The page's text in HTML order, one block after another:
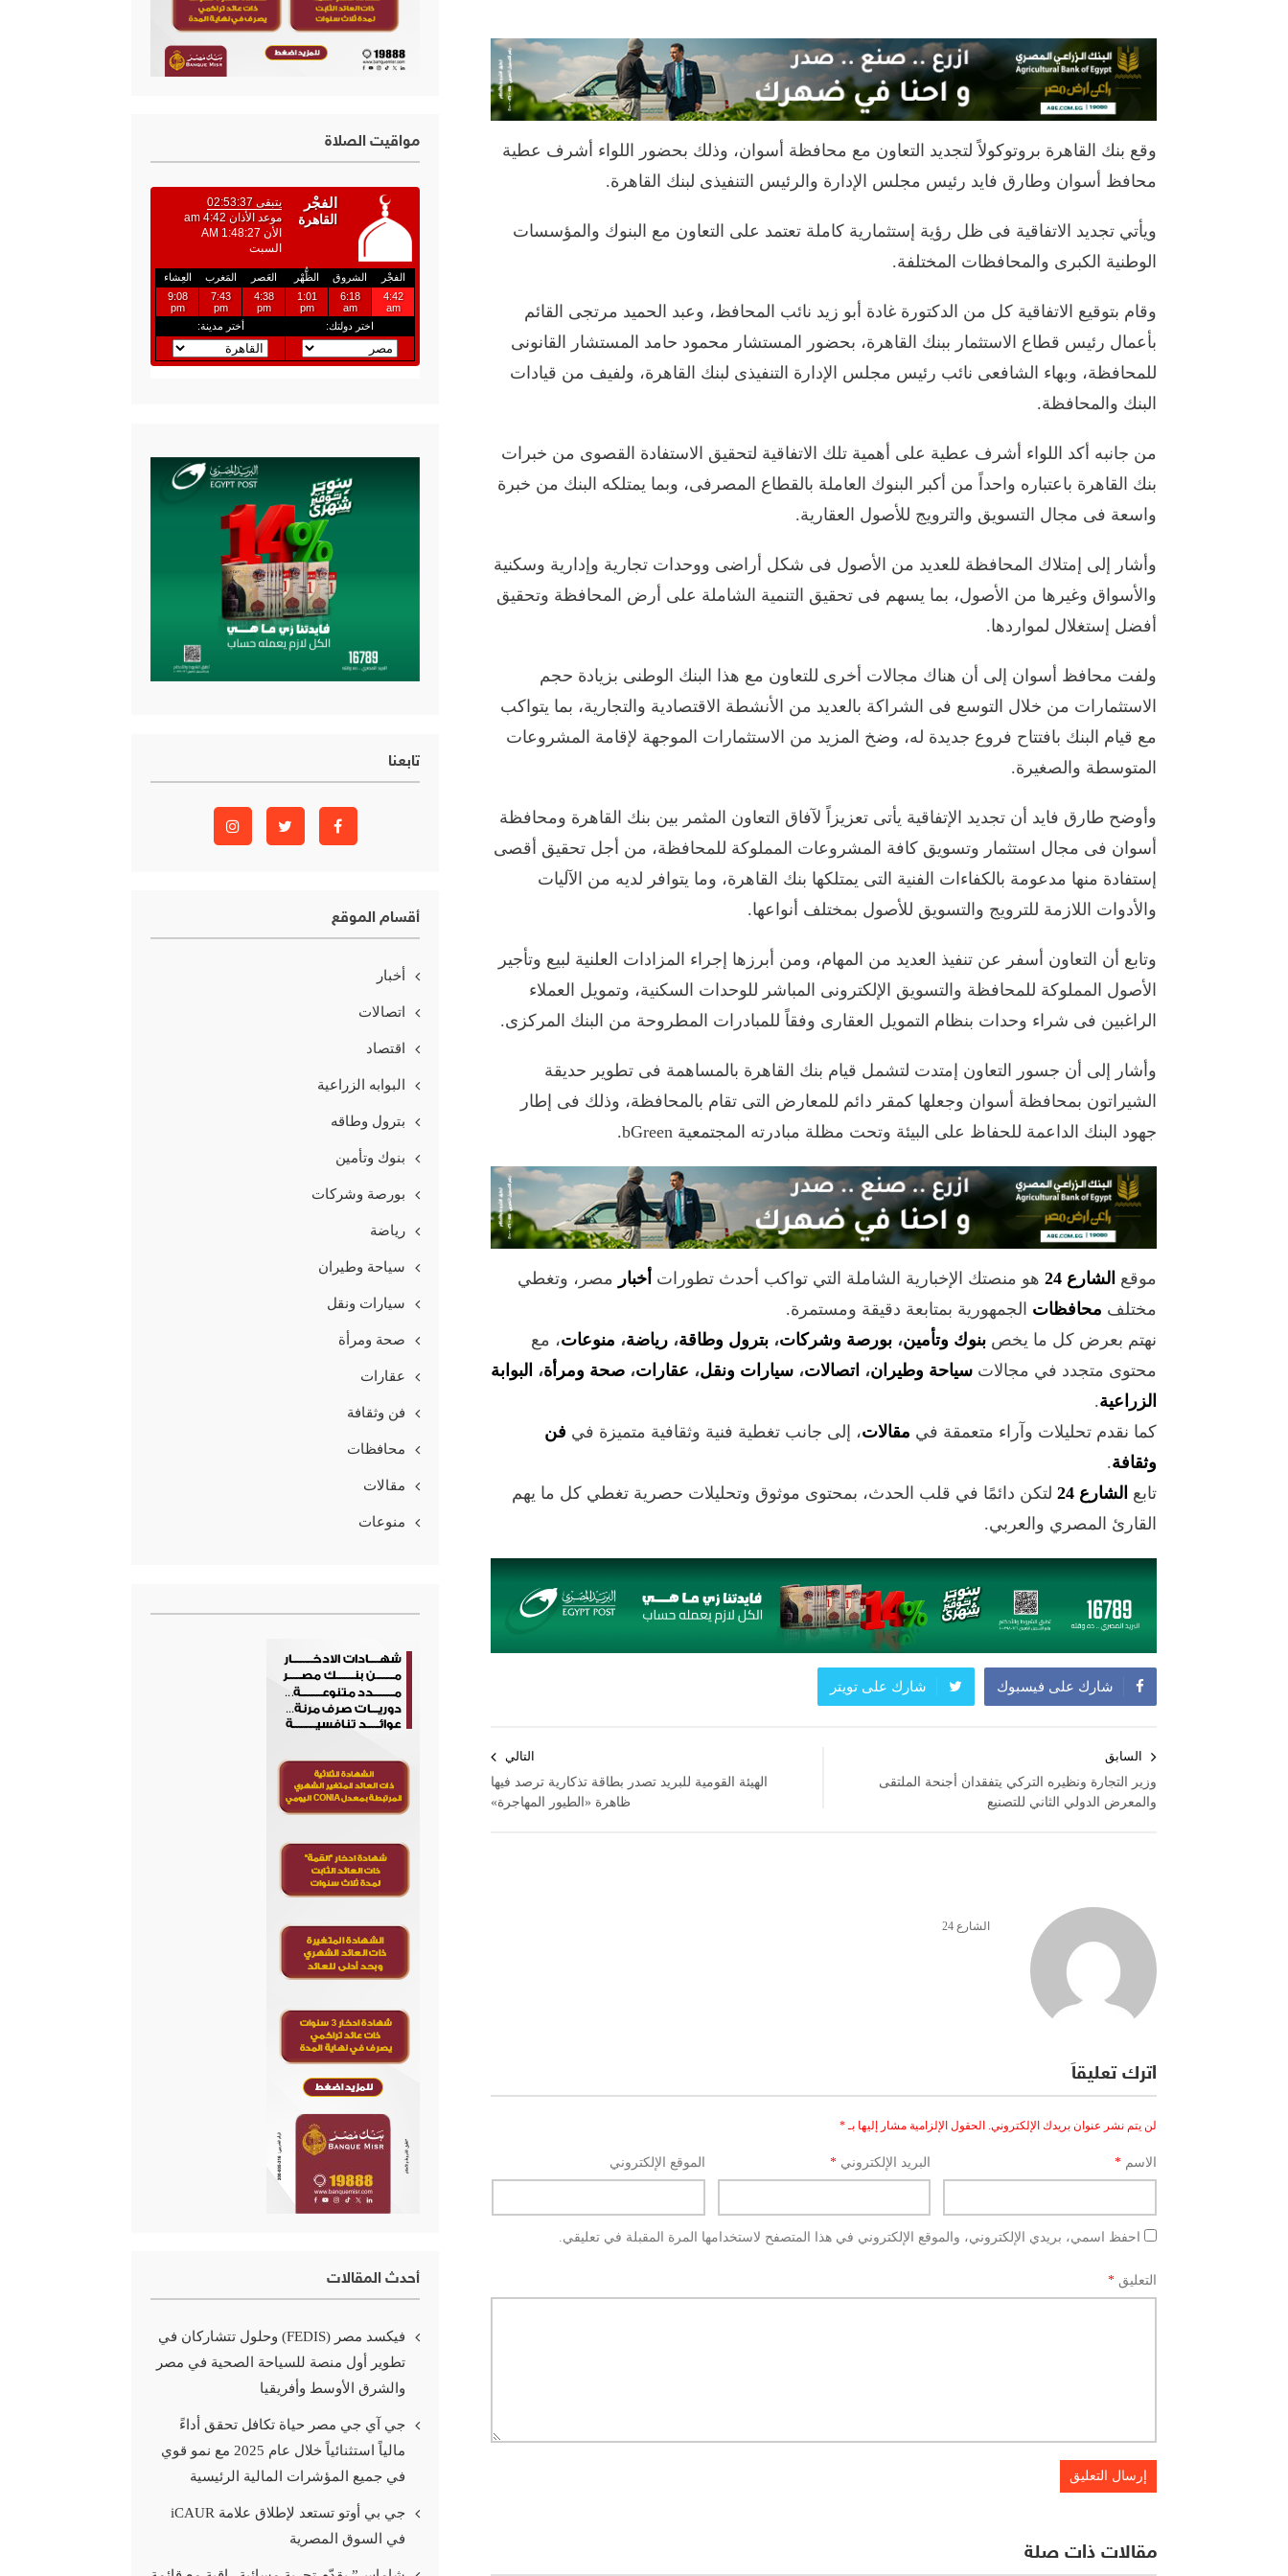
وقع بنك القاهرة بروتوكولاً لتجديد التعاون مع محافظة أسوان، وذلك بحضور اللواء أشرف عطية
محافظ أسوان وطارق فايد رئيس مجلس الإدارة والرئيس التنفيذى لبنك القاهرة.
ويأتي تجديد الاتفاقية فى ظل رؤية إستثمارية كاملة تعتمد على التعاون مع البنوك والمؤسسات
الوطنية الكبرى والمحافظات المختلفة.
وقام بتوقيع الاتفاقية كل من الدكتورة غادة أبو زيد نائب المحافظ، وعبد الحميد مرتجى القائم
بأعمال رئيس قطاع الاستثمار ببنك القاهرة، بحضور المستشار محمود حامد المستشار القانونى
للمحافظة، وبهاء الشافعى نائب رئيس مجلس الإدارة التنفيذى لبنك القاهرة، ولفيف من قيادات
البنك والمحافظة.
من جانبه أكد اللواء أشرف عطية على أهمية تلك الاتفاقية لتحقيق الاستفادة القصوى من خبرات
بنك القاهرة باعتباره واحداً من أكبر البنوك العاملة بالقطاع المصرفى، وبما يمتلكه البنك من خبرة
واسعة فى مجال التسويق والترويج للأصول العقارية.
وأشار إلى إمتلاك المحافظة للعديد من الأصول فى شكل أراضى ووحدات تجارية وإدارية وسكنية
والأسواق وغيرها من الأصول، بما يسهم فى تحقيق التنمية الشاملة على أرض المحافظة وتحقيق
أفضل إستغلال لمواردها.
ولفت محافظ أسوان إلى أن هناك مجالات أخرى للتعاون مع هذا البنك الوطنى بزيادة حجم
الاستثمارات من خلال التوسع فى الشراكة بالعديد من الأنشطة الاقتصادية والتجارية، بما يتواكب
مع قيام البنك بافتتاح فروع جديدة له، وضخ المزيد من الاستثمارات الموجهة لإقامة المشروعات
المتوسطة والصغيرة.
وأوضح طارق فايد أن تجديد الإتفاقية يأتى تعزيزاً لآفاق التعاون المثمر بين بنك القاهرة ومحافظة
أسوان فى مجال استثمار وتسويق كافة المشروعات المملوكة للمحافظة، من أجل تحقيق أقصى
إستفادة منها مدعومة بالكفاءات الفنية التى يمتلكها بنك القاهرة، وما يتوافر لديه من الآليات
والأدوات اللازمة للترويج والتسويق للأصول بمختلف أنواعها.
وتابع أن التعاون أسفر عن تنفيذ العديد من المهام، ومن أبرزها إجراء المزادات العلنية لبيع وتأجير
الأصول المملوكة للمحافظة والتسويق الإلكترونى المباشر للوحدات السكنية، وتمويل العملاء
الراغبين فى شراء وحدات بنظام التمويل العقارى وفقاً للمبادرات المطروحة من البنك المركزى.
وأشار إلى أن جسور التعاون إمتدت لتشمل قيام بنك القاهرة بالمساهمة فى تطوير حديقة
الشيراتون بمحافظة أسوان وجعلها كمقر دائم للمعارض التى تقام بالمحافظة، وذلك فى إطار
جهود البنك الداعمة للحفاظ على البيئة وتحت مظلة مبادرته المجتمعية bGreen.
موقع الشارع 24 هو منصتك الإخبارية الشاملة التي تواكب أحدث تطورات أخبار مصر، وتغطي
مختلف محافظات الجمهورية بمتابعة دقيقة ومستمرة.
نهتم بعرض كل ما يخص بنوك وتأمين، بورصة وشركات، بترول وطاقة، رياضة، منوعات، مع
محتوى متجدد في مجالات سياحة وطيران، اتصالات، سيارات ونقل، عقارات، صحة ومرأة، البوابة
الزراعية.
كما نقدم تحليلات وآراء متعمقة في مقالات، إلى جانب تغطية فنية وثقافية متميزة في فن
وثقافة.
تابع الشارع 24
لتكن دائمًا في قلب الحدث، بمحتوى موثوق وتحليلات حصرية تغطي كل ما يهم
القارئ المصري والعربي.
شارك على فيسبوك شارك على تويتر
المقالات
السابق
وزير التجارة ونظيره التركي يتفقدان أجنحة الملتقى
والمعرض الدولي الثاني للتصنيع
التالي
الهيئة القومية للبريد تصدر بطاقة تذكارية ترصد فيها
ظاهرة «الطيور المهاجرة»
الشارع 24
اترك تعليقاً
لن يتم نشر عنوان بريدك الإلكتروني. الحقول الإلزامية مشار إليها بـ*
الاسم * البريد الإلكتروني * الموقع الإلكتروني
احفظ اسمي، بريدي الإلكتروني، والموقع الإلكتروني في هذا المتصفح لاستخدامها المرة المقبلة في تعليقي.
التعليق *
مقالات ذات صلة
مواقيت الصلاة
تابعنا
أقسام الموقع
أخبار
اتصالات
اقتصاد
البوابه الزراعية
بترول وطاقه
بنوك وتأمين
بورصة وشركات
رياضة
سياحة وطيران
سيارات ونقل
صحة ومرأة
عقارات
فن وثقافة
محافظات
مقالات
منوعات
أحدث المقالات
فيكسد مصر (FEDIS) وحلول تتشاركان في
تطوير أول منصة للسياحة الصحية في مصر
والشرق الأوسط وأفريقيا
جي آي جي مصر حياة تكافل تحقق أداءً
مالياً استثنائياً خلال عام 2025 مع نمو قوي
في جميع المؤشرات المالية الرئيسية
جي بي أوتو تستعد لإطلاق علامة iCAUR
في السوق المصرية